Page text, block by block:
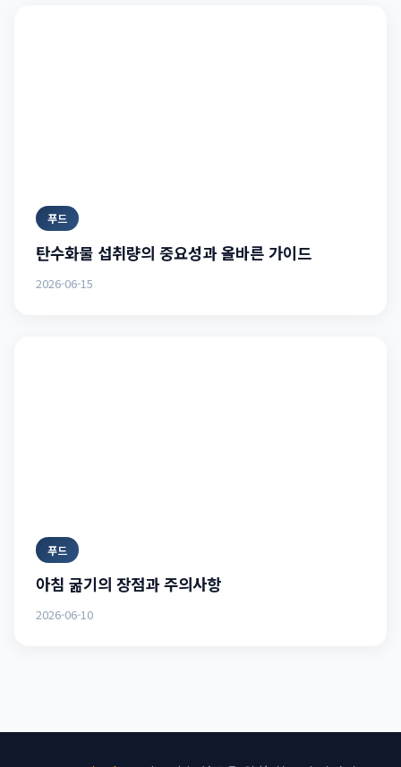
푸드
탄수화물 섭취량의 중요성과 올바른 가이드
2026-06-15
푸드
아침 굶기의 장점과 주의사항
2026-06-10